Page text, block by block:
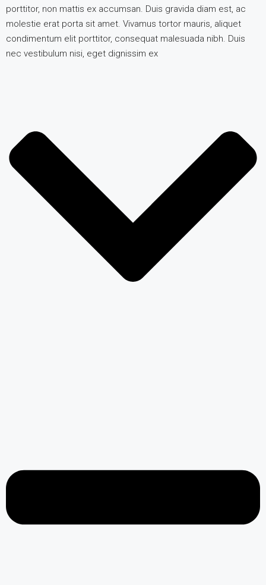
porttitor, non mattis ex accumsan. Duis gravida diam est, ac
molestie erat porta sit amet. Vivamus tortor mauris, aliquet
condimentum elit porttitor, consequat malesuada nibh. Duis
nec vestibulum nisi, eget dignissim ex